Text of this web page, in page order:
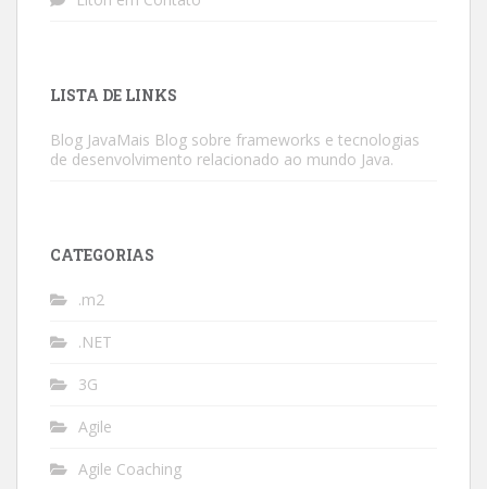
LISTA DE LINKS
Blog JavaMais Blog sobre frameworks e tecnologias
de desenvolvimento relacionado ao mundo Java.
CATEGORIAS
.m2
.NET
3G
Agile
Agile Coaching